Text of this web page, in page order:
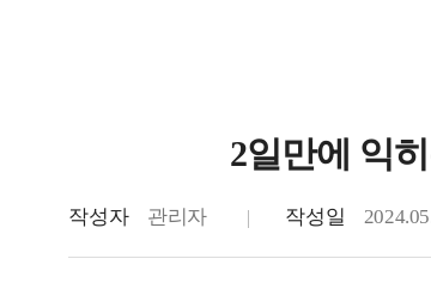
2일만에 익
작성자 관리자 작성일